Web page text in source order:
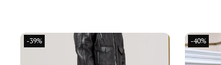
-39% -40%